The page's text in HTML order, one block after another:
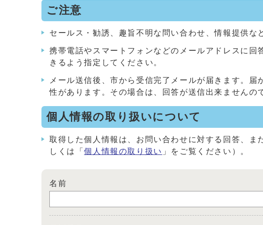
ご注意
セールス・勧誘、趣旨不明な問い合わせ、情報提供な
携帯電話やスマートフォンなどのメールアドレスに
きるよう指定してください。
メール送信後、市から受信完了メールが届きます。
性があります。その場合は、回答が送信出来ません
個人情報の取り扱いについて
取得した個人情報は、お問い合わせに対する回答、
しくは「個人情報の取り扱い 」をご覧ください）。
名前